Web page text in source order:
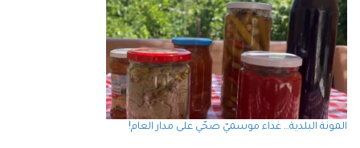
المونة البلدية… غذاء موسميّ صحّي على مدار العام!